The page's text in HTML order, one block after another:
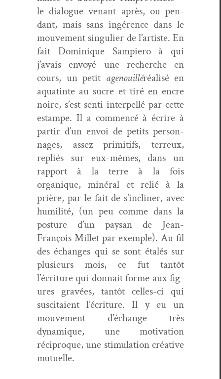
le dia­logue venant après, ou pen­
dant, mais sans ingérence dans le
mou­ve­ment sin­guli­er de l’artiste. En
fait Dominique Sampiero à qui
j’avais envoyé une recherche en
cours, un petit age­nouil­léréal­isé en
aquat­inte au sucre et tiré en encre
noire, s’est sen­ti inter­pel­lé par cette
estampe. Il a com­mencé à écrire à
par­tir d’un envoi de petits per­son­
nages, assez prim­i­tifs, ter­reux,
repliés sur eux-mêmes, dans un
rap­port à la terre à la fois
organique, minéral et relié à la
prière, par le fait de s’incliner, avec
humil­ité, (un peu comme dans la
pos­ture d’un paysan de Jean-
François Mil­let par exem­ple). Au fil
des échanges qui se sont étalés sur
plusieurs mois, ce fut tan­tôt
l’écriture qui don­nait forme aux fig­
ures gravées, tan­tôt celles-ci qui
sus­ci­taient l’écriture. Il y eu un
mou­ve­ment d’échange très
dynamique, une moti­va­tion
réciproque, une stim­u­la­tion créa­tive
mutuelle.